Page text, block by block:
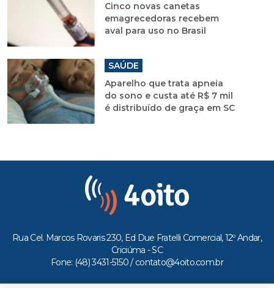
Cinco novas canetas
emagrecedoras recebem
aval para uso no Brasil
SAÚDE
Aparelho que trata apneia
do sono e custa até R$ 7 mil
é distribuído de graça em SC
Rua Cel. Marcos Rovaris 230, Ed Due Fratelli Comercial, 12º Andar,
Criciúma - SC
Fone: (48) 3431-5150 / contato@4oito.com.br